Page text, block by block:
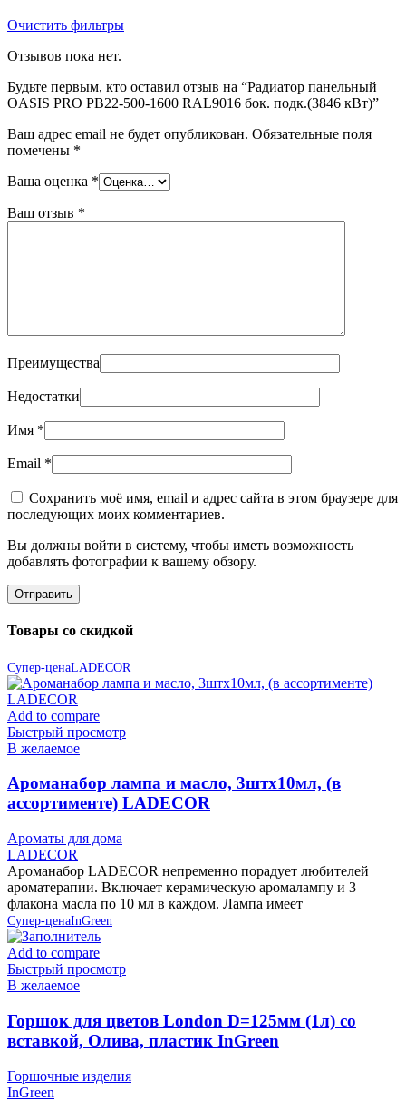
Очистить фильтры
Отзывов пока нет.
Будьте первым, кто оставил отзыв на “Радиатор панельный
OASIS PRO PB22-500-1600 RAL9016 бок. подк.(3846 кВт)”
Ваш адрес email не будет опубликован. Обязательные поля
помечены *
Ваша оценка *
Ваш отзыв *
Преимущества
Недостатки
Имя *
Email *
Сохранить моё имя, email и адрес сайта в этом браузере для
последующих моих комментариев.
Вы должны войти в систему, чтобы иметь возможность
добавлять фотографии к вашему обзору.
Товары со скидкой
Супер-ценаLADECOR
Add to compare
Быстрый просмотр
В желаемое
Ароманабор лампа и масло, 3штx10мл, (в
ассортименте) LADECOR
Ароматы для дома
LADECOR
Ароманабор LADECOR непременно порадует любителей
ароматерапии. Включает керамическую аромалампу и 3
флакона масла по 10 мл в каждом. Лампа имеет
Супер-ценаInGreen
Add to compare
Быстрый просмотр
В желаемое
Горшок для цветов London D=125мм (1л) со
вставкой, Олива, пластик InGreen
Горшочные изделия
InGreen